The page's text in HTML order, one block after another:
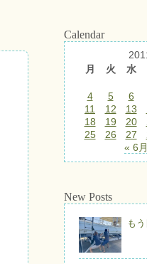
Calendar
月
火 水
4
5 6
11
12 13
18
19 20
25
26 27
« 6月
New Posts
も